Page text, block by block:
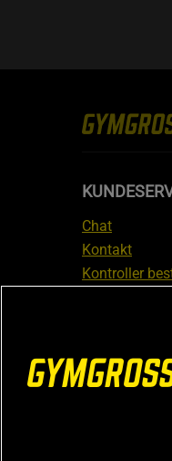
Chat
Kontakt
Kontroller